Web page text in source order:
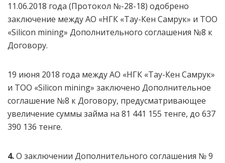
11.06.2018 года (Протокол №-28-18) одобрено
заключение между АО «НГК «Тау-Кен Самрук» и ТОО
«Silicon mining» Дополнительного соглашения №8 к
Договору.
19 июня 2018 года между АО «НГК «Тау-Кен Самрук»
и ТОО «Silicon mining» заключено Дополнительное
соглашение №8 к Договору, предусматривающее
увеличение суммы займа на 81 441 155 тенге, до 637
390 136 тенге.
4.О заключении Дополнительного соглашения № 9